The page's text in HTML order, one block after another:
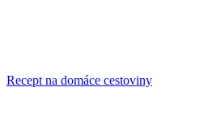
Recept na domáce cestoviny